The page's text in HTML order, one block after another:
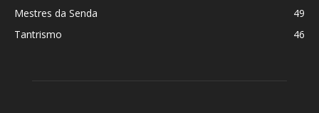
Mestres da Senda
49
Tantrismo
46